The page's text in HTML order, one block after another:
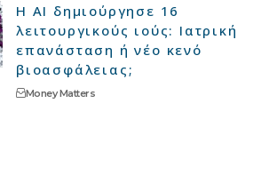
Η AI δημιούργησε 16
λειτουργικούς ιούς: Ιατρική
επανάσταση ή νέο κενό
βιοασφάλειας;
Money Matters